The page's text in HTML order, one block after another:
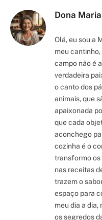
Dona Maria
Olá, eu sou a
meu cantinho,
campo não é
verdadeira
o canto dos
animais, que
apaixonada
que cada
aconchego
cozinha é o
transformo os
nas receitas
trazem o
espaço para
meu dia a
os segredos